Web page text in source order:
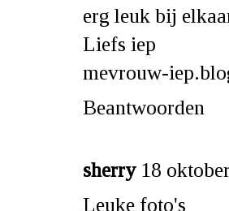
erg leuk bij
Liefs iep
mevrouw-
Beantwoorden
sherry 18
Leuke foto's